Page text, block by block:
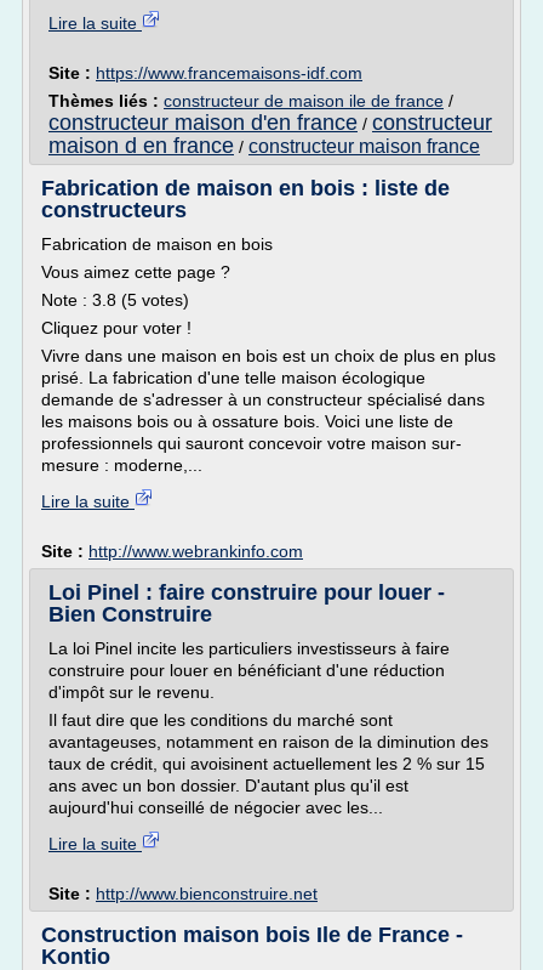
Lire la suite
Site : https://www.francemaisons-idf.com
Thèmes liés : constructeur de maison ile de france /
constructeur maison d'en france / constructeur
maison d en france / constructeur maison france
Fabrication de maison en bois : liste de
constructeurs
Fabrication de maison en bois
Vous aimez cette page ?
Note : 3.8 (5 votes)
Cliquez pour voter !
Vivre dans une maison en bois est un choix de plus en plus
prisé. La fabrication d'une telle maison écologique
demande de s'adresser à un constructeur spécialisé dans
les maisons bois ou à ossature bois. Voici une liste de
professionnels qui sauront concevoir votre maison sur-
mesure : moderne,...
Lire la suite
Site : http://www.webrankinfo.com
Loi Pinel : faire construire pour louer -
Bien Construire
La loi Pinel incite les particuliers investisseurs à faire
construire pour louer en bénéficiant d'une réduction
d'impôt sur le revenu.
Il faut dire que les conditions du marché sont
avantageuses, notamment en raison de la diminution des
taux de crédit, qui avoisinent actuellement les 2 % sur 15
ans avec un bon dossier. D'autant plus qu'il est
aujourd'hui conseillé de négocier avec les...
Lire la suite
Site : http://www.bienconstruire.net
Construction maison bois Ile de France -
Kontio